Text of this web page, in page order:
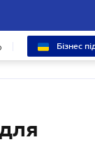
Бізнес